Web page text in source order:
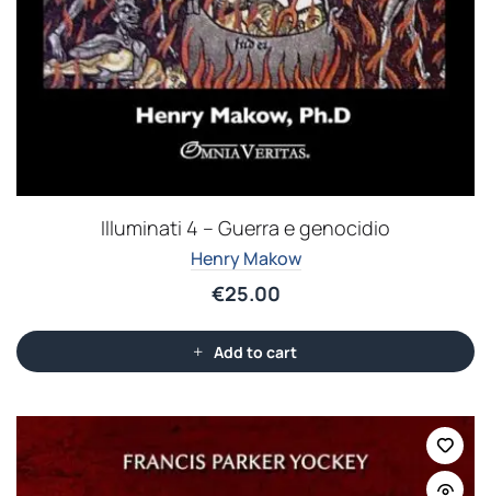
Illuminati 4 – Guerra e genocidio
Henry Makow
€25.00
Add to cart